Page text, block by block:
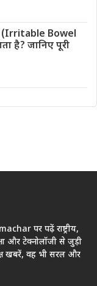
(Irritable Bowel
है? जानिए पूरी
पर पढ़ें राष्ट्रीय,
और टेक्नोलॉजी से जुड़ी
खबरें, वह भी सरल और